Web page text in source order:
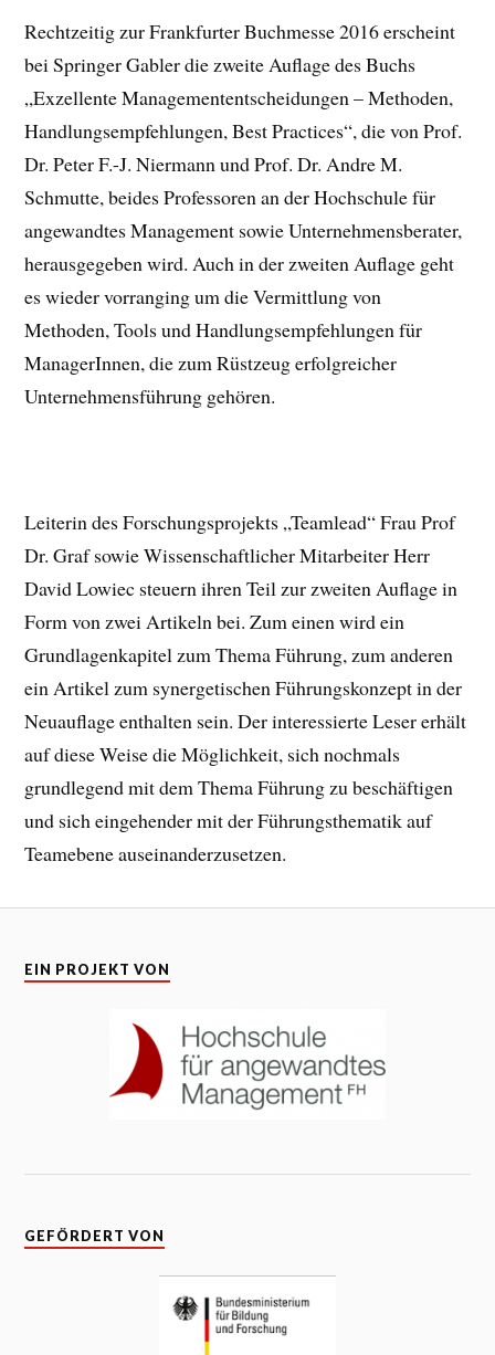
Rechtzeitig zur Frankfurter Buchmesse 2016 erscheint
bei Springer Gabler die zweite Auflage des Buchs
„Exzellente Managemententscheidungen – Methoden,
Handlungsempfehlungen, Best Practices“, die von Prof.
Dr. Peter F.-J. Niermann und Prof. Dr. Andre M.
Schmutte, beides Professoren an der Hochschule für
angewandtes Management sowie Unternehmensberater,
herausgegeben wird. Auch in der zweiten Auflage geht
es wieder vorranging um die Vermittlung von
Methoden, Tools und Handlungsempfehlungen für
ManagerInnen, die zum Rüstzeug erfolgreicher
Unternehmensführung gehören.
Leiterin des Forschungsprojekts „Teamlead“ Frau Prof
Dr. Graf sowie Wissenschaftlicher Mitarbeiter Herr
David Lowiec steuern ihren Teil zur zweiten Auflage in
Form von zwei Artikeln bei. Zum einen wird ein
Grundlagenkapitel zum Thema Führung, zum anderen
ein Artikel zum synergetischen Führungskonzept in der
Neuauflage enthalten sein. Der interessierte Leser erhält
auf diese Weise die Möglichkeit, sich nochmals
grundlegend mit dem Thema Führung zu beschäftigen
und sich eingehender mit der Führungsthematik auf
Teamebene auseinanderzusetzen.
EIN PROJEKT VON
GEFÖRDERT VON